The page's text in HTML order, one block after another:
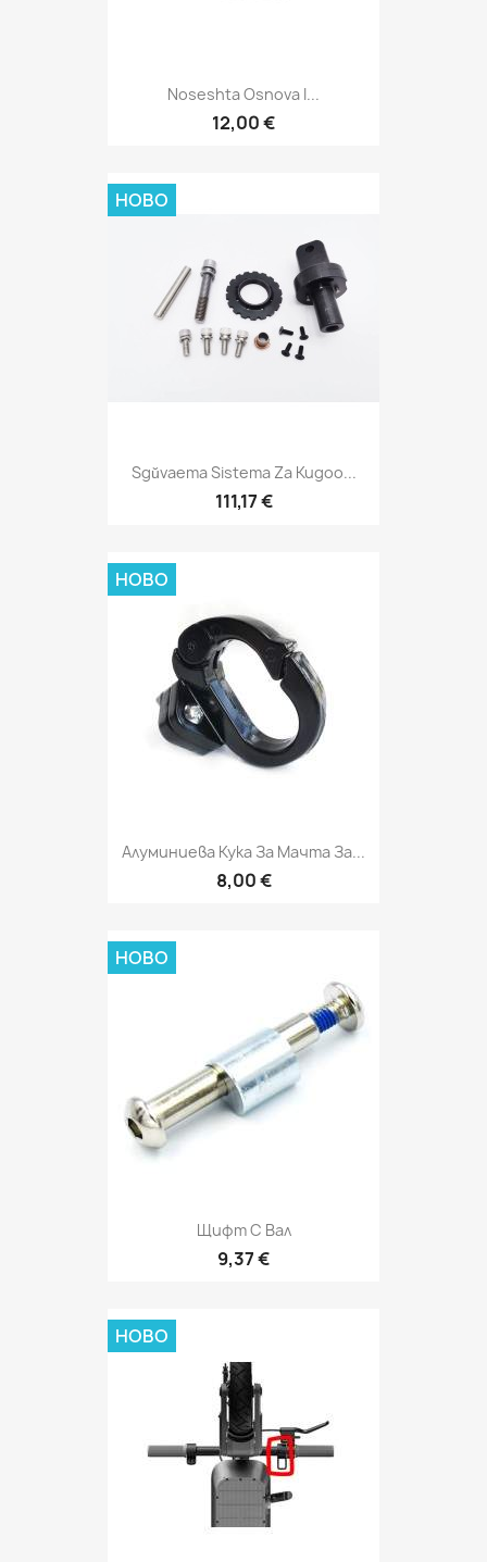
Noseshta Osnova I...
12,00 €
Sgŭvaema Sistema Za Kugoo...
111,17 €
НОВО
Алуминиева Кука За Мачта За...
8,00 €
НОВО
Щифт С Вал
9,37 €
НОВО
НОВО